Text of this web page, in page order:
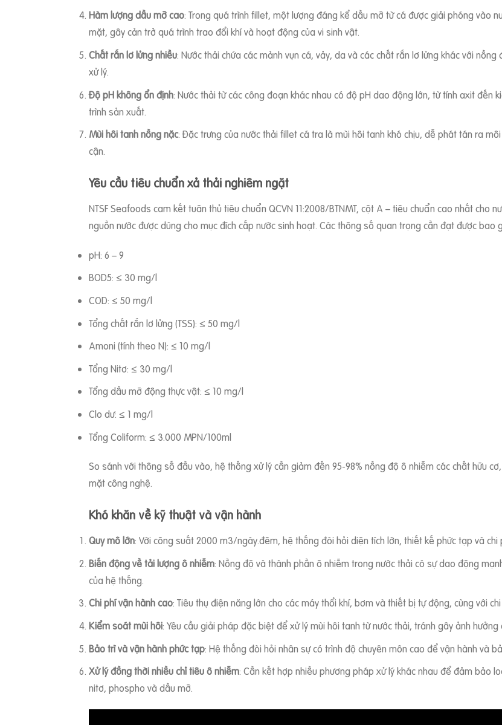
Hàm lượng dầu mỡ cao: Trong quá trình fillet, một lượng đáng kể dầu mỡ từ cá được giải phóng vào
mặt, gây cản trở quá trình trao đổi khí và hoạt động của vi sinh vật.
Chất rắn lơ lửng nhiều: Nước thải chứa các mảnh vụn cá, vảy, da và các chất rắn lơ lửng khác với
xử lý.
Độ pH không ổn định: Nước thải từ các công đoạn khác nhau có độ pH dao động lớn, từ tính axit đến
trình sản xuất.
Mùi hôi tanh nồng nặc: Đặc trưng của nước thải fillet cá tra là mùi hôi tanh khó chịu, dễ phát tán ra
cận.
Yêu cầu tiêu chuẩn xả thải nghiêm ngặt
NTSF Seafoods cam kết tuân thủ tiêu chuẩn QCVN 11:2008/BTNMT, cột A – tiêu chuẩn cao nhất cho
nguồn nước được dùng cho mục đích cấp nước sinh hoạt. Các thông số quan trọng cần đạt được bao
pH: 6 – 9
BOD5: ≤ 30 mg/l
COD: ≤ 50 mg/l
Tổng chất rắn lơ lửng (TSS): ≤ 50 mg/l
Amoni (tính theo N): ≤ 10 mg/l
Tổng Nitơ: ≤ 30 mg/l
Tổng dầu mỡ động thực vật: ≤ 10 mg/l
Clo dư: ≤ 1 mg/l
Tổng Coliform: ≤ 3.000 MPN/100ml
So sánh với thông số đầu vào, hệ thống xử lý cần giảm đến 95-98% nồng độ ô nhiễm các chất hữu
mặt công nghệ.
Khó khăn về kỹ thuật và vận hành
Quy mô lớn: Với công suất 2000 m3/ngày.đêm, hệ thống đòi hỏi diện tích lớn, thiết kế phức tạp và chi
Biến động về tải lượng ô nhiễm: Nồng độ và thành phần ô nhiễm trong nước thải có sự dao động
của hệ thống.
Chi phí vận hành cao: Tiêu thụ điện năng lớn cho các máy thổi khí, bơm và thiết bị tự động, cùng với
Kiểm soát mùi hôi: Yêu cầu giải pháp đặc biệt để xử lý mùi hôi tanh từ nước thải, tránh gây ảnh
Bảo trì và vận hành phức tạp: Hệ thống đòi hỏi nhân sự có trình độ chuyên môn cao để vận hành và
Xử lý đồng thời nhiều chỉ tiêu ô nhiễm: Cần kết hợp nhiều phương pháp xử lý khác nhau để đảm bảo
nitơ, phospho và dầu mỡ.